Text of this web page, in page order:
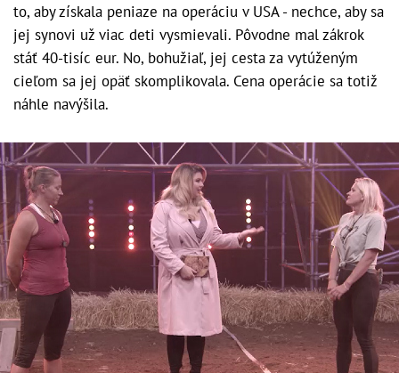
to, aby získala peniaze na operáciu v USA - nechce, aby sa
jej synovi už viac deti vysmievali. Pôvodne mal zákrok
stáť 40-tisíc eur. No, bohužiaľ, jej cesta za vytúženým
cieľom sa jej opäť skomplikovala. Cena operácie sa totiž
náhle navýšila.